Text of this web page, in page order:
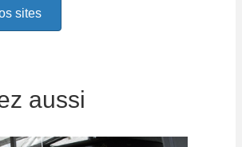
sites
aussi